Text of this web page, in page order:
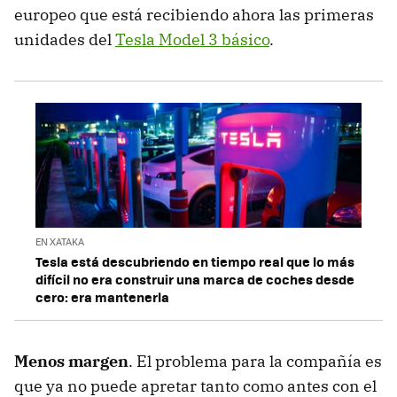
europeo que está recibiendo ahora las primeras
unidades delTesla Model 3 básico.
EN XATAKA
Tesla está descubriendo en tiempo real que lo más
difícil no era construir una marca de coches desde
cero: era mantenerla
Menos margen. El problema para la compañía es
que ya no puede apretar tanto como antes con el